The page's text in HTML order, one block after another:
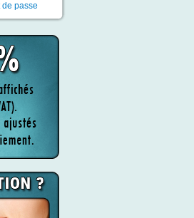
de passe